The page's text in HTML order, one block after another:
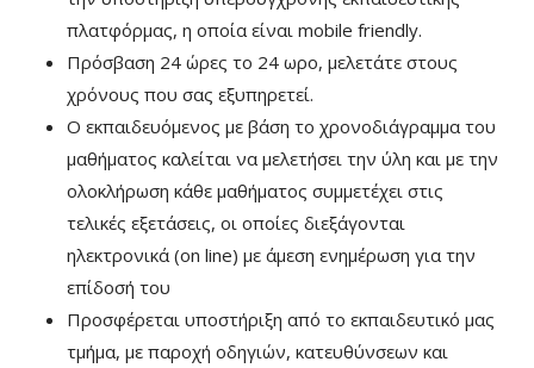
πλατφόρμας, η οποία είναι mobile friendly.
Πρόσβαση 24 ώρες το 24 ωρο, μελετάτε στους
χρόνους που σας εξυπηρετεί.
Ο εκπαιδευόμενος με βάση το χρονοδιάγραμμα του
μαθήματος καλείται να μελετήσει την ύλη και με την
ολοκλήρωση κάθε μαθήματος συμμετέχει στις
τελικές εξετάσεις, οι οποίες διεξάγονται
ηλεκτρονικά (on line) με άμεση ενημέρωση για την
επίδοσή του
Προσφέρεται υποστήριξη από το εκπαιδευτικό μας
τμήμα, με παροχή οδηγιών, κατευθύνσεων και